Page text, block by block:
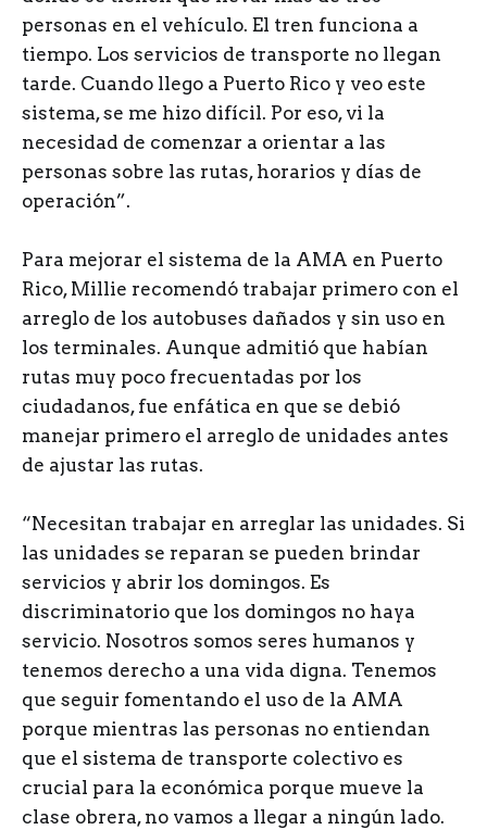
personas en el vehículo. El tren funciona a
tiempo. Los servicios de transporte no llegan
tarde. Cuando llego a Puerto Rico y veo este
sistema, se me hizo difícil. Por eso, vi la
necesidad de comenzar a orientar a las
personas sobre las rutas, horarios y días de
operación”.
Para mejorar el sistema de la AMA en Puerto
Rico, Millie recomendó trabajar primero con el
arreglo de los autobuses dañados y sin uso en
los terminales. Aunque admitió que habían
rutas muy poco frecuentadas por los
ciudadanos, fue enfática en que se debió
manejar primero el arreglo de unidades antes
de ajustar las rutas.
“Necesitan trabajar en arreglar las unidades. Si
las unidades se reparan se pueden brindar
servicios y abrir los domingos. Es
discriminatorio que los domingos no haya
servicio. Nosotros somos seres humanos y
tenemos derecho a una vida digna. Tenemos
que seguir fomentando el uso de la AMA
porque mientras las personas no entiendan
que el sistema de transporte colectivo es
crucial para la económica porque mueve la
clase obrera, no vamos a llegar a ningún lado.